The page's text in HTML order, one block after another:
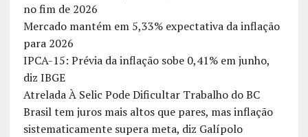
no fim de 2026
Mercado mantém em 5,33% expectativa da inflação
para 2026
IPCA-15: Prévia da inflação sobe 0,41% em junho,
diz IBGE
Atrelada À Selic Pode Dificultar Trabalho do BC
Brasil tem juros mais altos que pares, mas inflação
sistematicamente supera meta, diz Galípolo